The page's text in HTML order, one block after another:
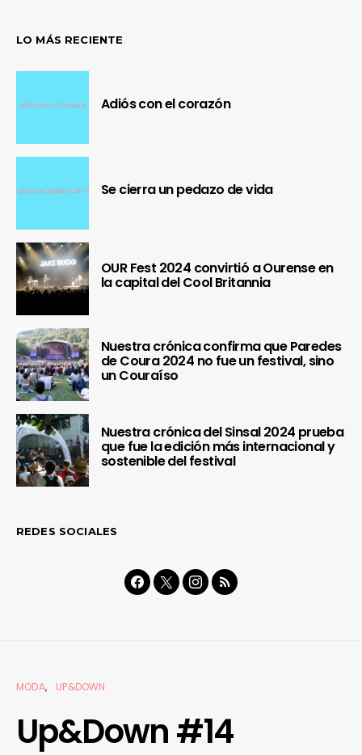
LO MÁS RECIENTE
Adiós con el corazón
Se cierra un pedazo de vida
OUR Fest 2024 convirtió a Ourense en
la capital del Cool Britannia
Nuestra crónica confirma que Paredes
de Coura 2024 no fue un festival, sino
un Couraíso
Nuestra crónica del Sinsal 2024 prueba
que fue la edición más internacional y
sostenible del festival
REDES SOCIALES
MODA UP&DOWN
Up&Down #14